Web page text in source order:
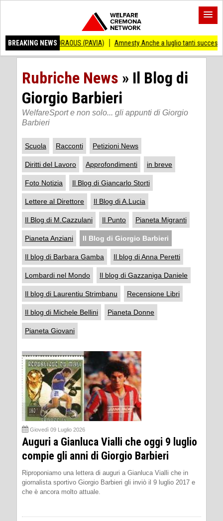
BREAKING NEWS
(PAVIA) Amnesty Anche a luglio tanti successi ed ingiustizie
Rubriche News » Il Blog di
Giorgio Barbieri
WelfareSport e non solo... gli appunti di Giorgio
Barbieri
Scuola Racconti Petizioni News
Diritti del Lavoro Approfondimenti in breve
Foto Notizia Il Blog di Giancarlo Storti
Lettere al Direttore Il Blog di A.Lucia
Il Blog di M.Cazzulani Il Punto Pianeta Migranti
Pianeta Anziani Il Blog di Giorgio Barbieri
Il blog di Barbara Gamba Il blog di Anna Peretti
Lombardi nel Mondo Il blog di Gazzaniga Daniele
Il blog di Laurentiu Strimbanu Recensione Libri
Il blog di Michele Bellini Pianeta Donne
Pianeta Giovani
Giovedì 09 Luglio 2026
Auguri a Gianluca Vialli che oggi 9 luglio
compie gli anni di Giorgio Barbieri
Riproponiamo una lettera di auguri a Gianluca Vialli che in
giornalista sportivo Giorgio Barbieri gli inviò il 9 luglio 2017 e
che è ancora molto attuale.